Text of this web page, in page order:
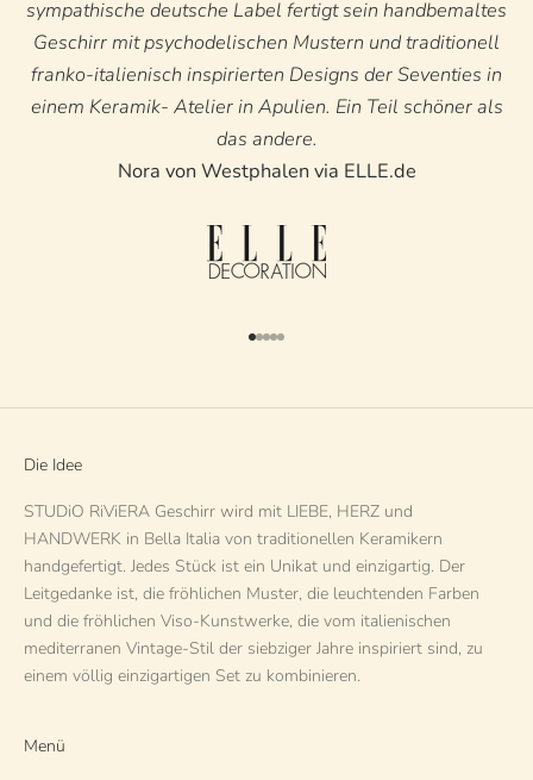
sympathische deutsche Label fertigt sein handbemaltes
Geschirr mit psychodelischen Mustern und traditionell
franko-italienisch inspirierten Designs der Seventies in
einem Keramik- Atelier in Apulien. Ein Teil schöner als
das andere.
Nora von Westphalen via ELLE.de
Gehe zu Element 1
Gehe zu Element 2
Gehe zu Element 3
Gehe zu Element 4
Gehe zu Element 5
Die Idee
STUDiO RiViERA Geschirr wird mit LIEBE, HERZ und
HANDWERK in Bella Italia von traditionellen Keramikern
handgefertigt. Jedes Stück ist ein Unikat und einzigartig. Der
Leitgedanke ist, die fröhlichen Muster, die leuchtenden Farben
und die fröhlichen Viso-Kunstwerke, die vom italienischen
mediterranen Vintage-Stil der siebziger Jahre inspiriert sind, zu
einem völlig einzigartigen Set zu kombinieren.
Menü